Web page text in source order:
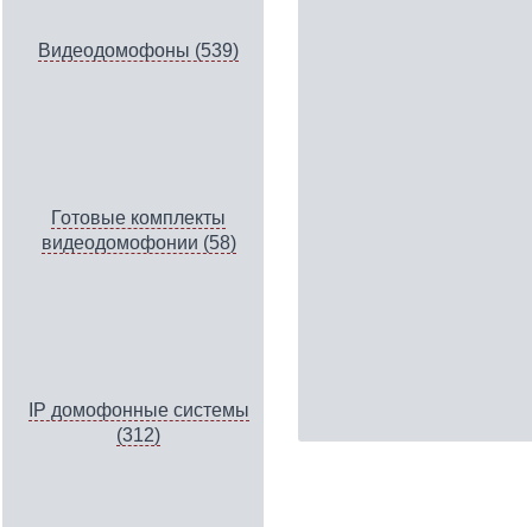
Видеодомофоны (539)
Готовые комплекты
видеодомофонии (58)
IP домофонные системы
(312)